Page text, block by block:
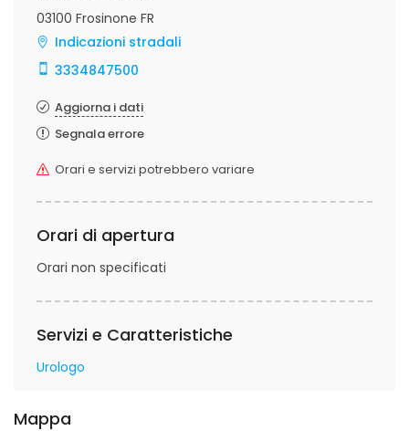
03100 Frosinone FR
Indicazioni stradali
3334847500
Aggiorna i dati
Segnala errore
Orari e servizi potrebbero variare
Orari di apertura
Orari non specificati
Servizi e Caratteristiche
Urologo
Mappa